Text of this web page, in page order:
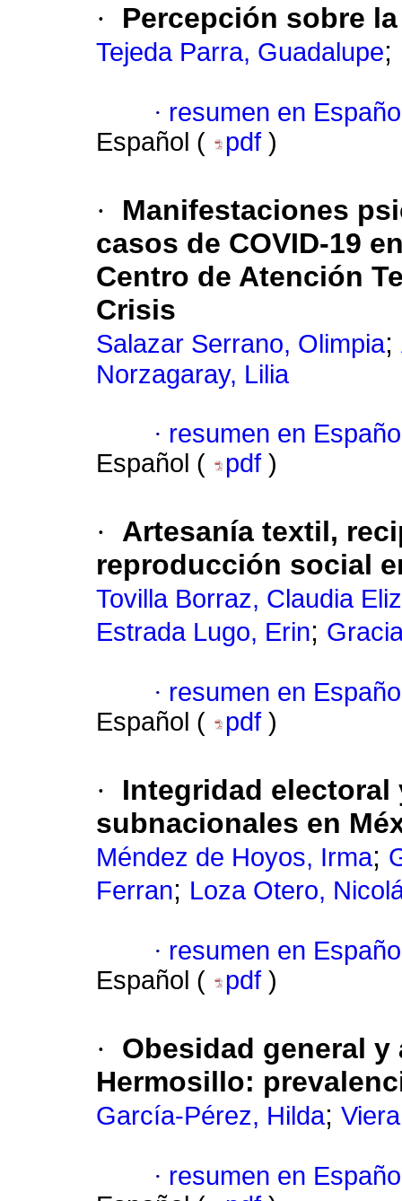
· Percepción sobre
Tejeda Parra, Guadalupe;
· resumen en
Español (
pdf )
·
Manifestaciones
casos de COVID-19
Centro de Atención
Crisis
Salazar Serrano, Olimpia;
Norzagaray, Lilia
· resumen en
Español (
pdf )
·
Artesanía textil,
reproducción social
Tovilla Borraz, Claudia
Estrada Lugo, Erin;
· resumen en
Español (
pdf )
·
Integridad
subnacionales en
Méndez de Hoyos, Irma;
Ferran; Loza Otero,
· resumen en
Español (
pdf )
·
Obesidad general
Hermosillo:
García-Pérez, Hilda;
· resumen en